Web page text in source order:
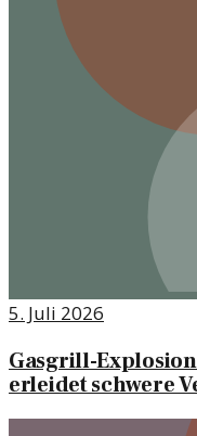
5. Juli 2026
Gasgrill-
erleidet schwere